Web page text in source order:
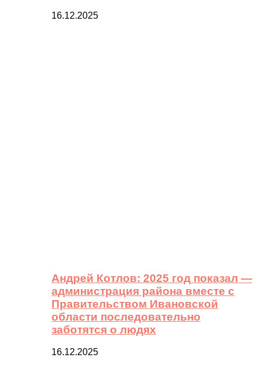
16.12.2025
Андрей Котлов: 2025 год показал —
администрация района вместе с
Правительством Ивановской
области последовательно
заботятся о людях
16.12.2025